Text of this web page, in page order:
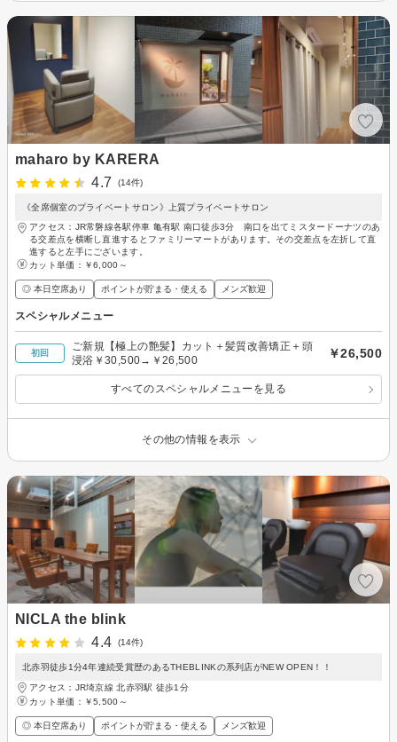
maharo by KARERA
4.7
(14件)
《全席個室のプライベートサロン》上質プライベートサロン
アクセス：JR常磐線各駅停車 亀有駅 南口徒歩3分 南口を出てミスタードーナツのあ
る交差点を横断し直進するとファミリーマートがあります。その交差点を左折して直
進すると左手にございます。
カット単価： ￥6,000～
◎ 本日空席あり ポイントが貯まる・使える メンズ歓迎
スペシャルメニュー
初回
ご新規【極上の艶髪】カット＋髪質改善矯正＋頭
浸浴￥30,500→￥26,500
￥26,500
すべてのスペシャルメニューを見る
その他の情報を表示
NICLA the blink
4.4
(14件)
北赤羽徒歩1分4年連続受賞歴のあるTHEBLINKの系列店がNEW OPEN！！
アクセス：JR埼京線 北赤羽駅 徒歩1分
カット単価： ￥5,500～
◎ 本日空席あり ポイントが貯まる・使える メンズ歓迎